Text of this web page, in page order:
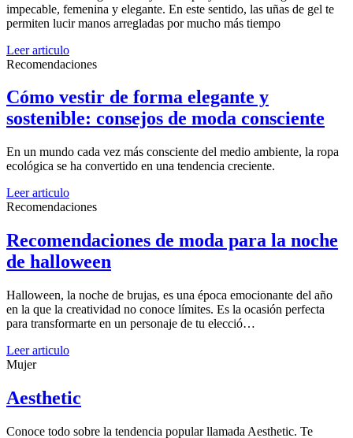
impecable, femenina y elegante. En este sentido, las uñas de gel te
permiten lucir manos arregladas por mucho más tiempo
Leer articulo
Recomendaciones
Cómo vestir de forma elegante y
sostenible: consejos de moda consciente
En un mundo cada vez más consciente del medio ambiente, la ropa
ecológica se ha convertido en una tendencia creciente.
Leer articulo
Recomendaciones
Recomendaciones de moda para la noche
de halloween
Halloween, la noche de brujas, es una época emocionante del año
en la que la creatividad no conoce límites. Es la ocasión perfecta
para transformarte en un personaje de tu elecció…
Leer articulo
Mujer
Aesthetic
Conoce todo sobre la tendencia popular llamada Aesthetic. Te